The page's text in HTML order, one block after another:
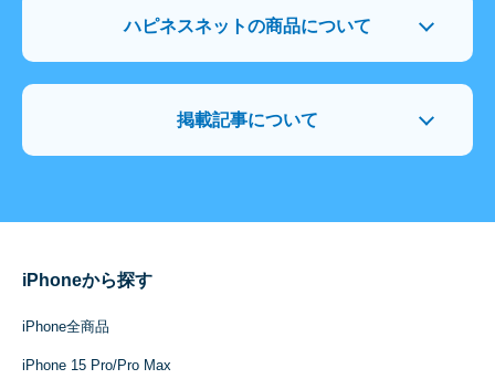
ハピネスネットの商品について
掲載記事について
iPhoneから探す
iPhone全商品
iPhone 15 Pro/Pro Max